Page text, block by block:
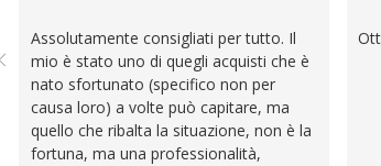
Assolutamente consigliati per tutto. Il
mio è stato uno di quegli acquisti che è
nato sfortunato (specifico non per
causa loro) a volte può capitare, ma
quello che ribalta la situazione, non è la
fortuna, ma una professionalità,